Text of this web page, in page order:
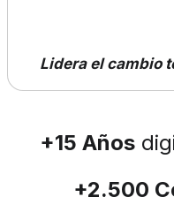
Lidera el cambio
+15 Años
+2.500